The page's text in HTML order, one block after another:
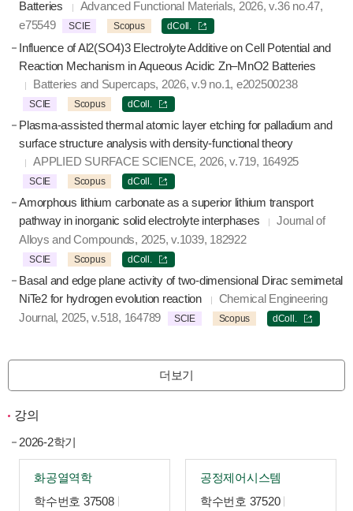
Batteries
Advanced Functional Materials, 2026, v.36 no.47,
e75549
SCIE Scopus dColl.
Influence of Al2(SO4)3 Electrolyte Additive on Cell Potential and
Reaction Mechanism in Aqueous Acidic Zn–MnO2 Batteries
Batteries and Supercaps, 2026, v.9 no.1, e202500238
SCIE Scopus dColl.
Plasma-assisted thermal atomic layer etching for palladium and
surface structure analysis with density-functional theory
APPLIED SURFACE SCIENCE, 2026, v.719, 164925
SCIE Scopus dColl.
Amorphous lithium carbonate as a superior lithium transport
pathway in inorganic solid electrolyte interphases
Journal of
Alloys and Compounds, 2025, v.1039, 182922
SCIE Scopus dColl.
Basal and edge plane activity of two-dimensional Dirac semimetal
NiTe2 for hydrogen evolution reaction
Chemical Engineering
Journal, 2025, v.518, 164789
SCIE Scopus dColl.
더보기
강의
2026-2학기
화공열역학
학수번호 37508
공정제어시스템
학수번호 37520